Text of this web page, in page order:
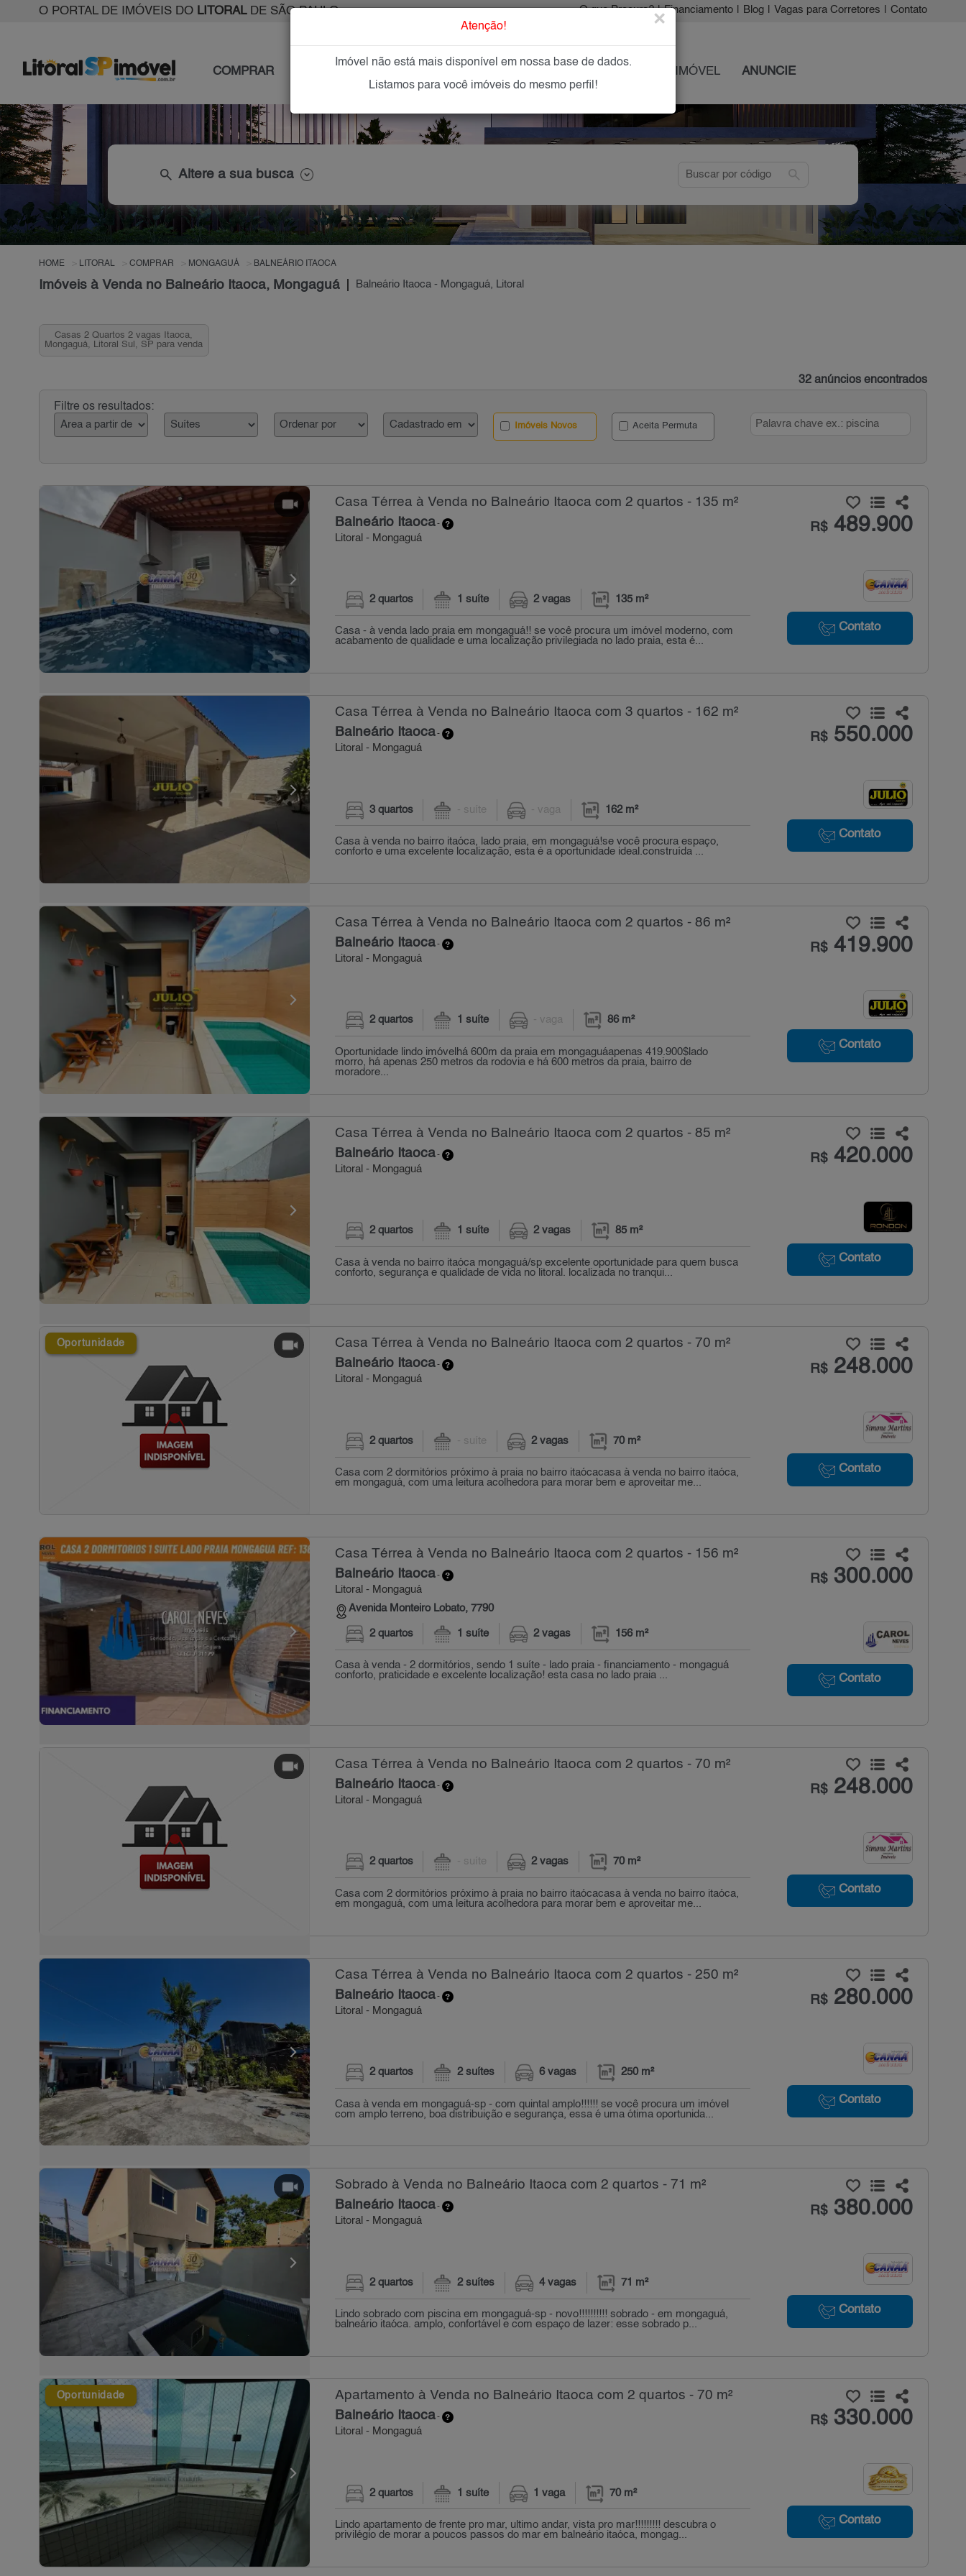
O PORTAL DE IMÓVEIS DO LITORALDE SÃO PAULO O que Procura? | Financiamento Blog Vagas para Corretores Contato
COMPRAR IMÓVEIS NOVOS OFEREÇA SEU IMÓVEL ANUNCIE
search Altere a sua busca search
HOME LITORAL COMPRAR MONGAGUÁ BALNEÁRIO ITAOCA
Imóveis à Venda no Balneário Itaoca, Mongaguá Balneário Itaoca - Mongaguá, Litoral
Casas 2 Quartos 2 vagas Itaoca,
Mongaguá, Litoral Sul, SP para venda
32 anúncios encontrados
Filtre os resultados:
Imóveis Novos Aceita Permuta
Casa Térrea à Venda no Balneário Itaoca com 2 quartos - 135 m²
Balneário Itaoca-
Litoral - Mongaguá
R$489.900
Contato
2 quartos 1 suíte 2 vagas 135 m²
Casa - à venda lado praia em mongaguá!! se você procura um imóvel moderno, com
acabamento de qualidade e uma localização privilegiada no lado praia, esta é...
Casa Térrea à Venda no Balneário Itaoca com 3 quartos - 162 m²
Balneário Itaoca-
Litoral - Mongaguá
R$550.000
Contato
3 quartos - suíte - vaga 162 m²
Casa à venda no bairro itaóca, lado praia, em mongaguá!se você procura espaço,
conforto e uma excelente localização, esta é a oportunidade ideal.construída ...
Casa Térrea à Venda no Balneário Itaoca com 2 quartos - 86 m²
Balneário Itaoca-
Litoral - Mongaguá
R$419.900
Contato
2 quartos 1 suíte - vaga 86 m²
Oportunidade lindo imóvelhá 600m da praia em mongaguáapenas 419.900$lado
morro, há apenas 250 metros da rodovia e há 600 metros da praia, bairro de
moradore...
Casa Térrea à Venda no Balneário Itaoca com 2 quartos - 85 m²
Balneário Itaoca-
Litoral - Mongaguá
R$420.000
Contato
2 quartos 1 suíte 2 vagas 85 m²
Casa à venda no bairro itaóca mongaguá/sp excelente oportunidade para quem busca
conforto, segurança e qualidade de vida no litoral. localizada no tranqui...
Oportunidade Casa Térrea à Venda no Balneário Itaoca com 2 quartos - 70 m²
Balneário Itaoca-
Litoral - Mongaguá
R$248.000
Contato
2 quartos - suíte 2 vagas 70 m²
Casa com 2 dormitórios próximo à praia no bairro itaócacasa à venda no bairro itaóca,
em mongaguá, com uma leitura acolhedora para morar bem e aproveitar me...
Casa Térrea à Venda no Balneário Itaoca com 2 quartos - 156 m²
Balneário Itaoca-
Litoral - Mongaguá
Avenida Monteiro Lobato, 7790
R$300.000
Contato
2 quartos 1 suíte 2 vagas 156 m²
Casa à venda - 2 dormitórios, sendo 1 suíte - lado praia - financiamento - mongaguá
conforto, praticidade e excelente localização! esta casa no lado praia ...
Casa Térrea à Venda no Balneário Itaoca com 2 quartos - 70 m²
Balneário Itaoca-
Litoral - Mongaguá
R$248.000
Contato
2 quartos - suíte 2 vagas 70 m²
Casa com 2 dormitórios próximo à praia no bairro itaócacasa à venda no bairro itaóca,
em mongaguá, com uma leitura acolhedora para morar bem e aproveitar me...
Casa Térrea à Venda no Balneário Itaoca com 2 quartos - 250 m²
Balneário Itaoca-
Litoral - Mongaguá
R$280.000
Contato
2 quartos 2 suítes 6 vagas 250 m²
Casa à venda em mongaguá-sp - com quintal amplo!!!!!! se você procura um imóvel
com amplo terreno, boa distribuição e segurança, essa é uma ótima oportunida...
Sobrado à Venda no Balneário Itaoca com 2 quartos - 71 m²
Balneário Itaoca-
Litoral - Mongaguá
R$380.000
Contato
2 quartos 2 suítes 4 vagas 71 m²
Lindo sobrado com piscina em mongaguá-sp - novo!!!!!!!!!! sobrado - em mongaguá,
balneário itaóca. amplo, confortável e com espaço de lazer: esse sobrado p...
Oportunidade Apartamento à Venda no Balneário Itaoca com 2 quartos - 70 m²
Balneário Itaoca-
Litoral - Mongaguá
R$330.000
Contato
2 quartos 1 suíte 1 vaga 70 m²
Lindo apartamento de frente pro mar, ultimo andar, vista pro mar!!!!!!!!! descubra o
privilégio de morar a poucos passos do mar em balneário itaóca, mongag...
Atenção! ×
Imóvel não está mais disponível em nossa base de dados.
Listamos para você imóveis do mesmo perfil!